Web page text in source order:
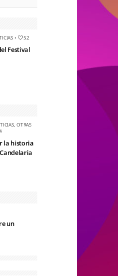
• 52
Festival
,OTRAS
la historia
un